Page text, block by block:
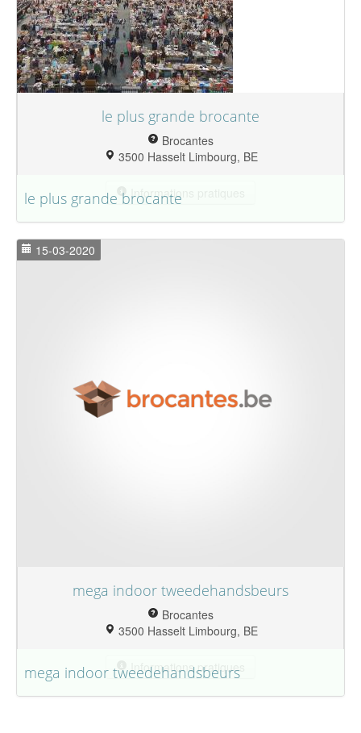
le plus grande brocante
le plus grande brocante
Brocantes
3500 Hasselt Limbourg, BE
Informations pratiques
15-03-2020
mega indoor tweedehandsbeurs
mega indoor tweedehandsbeurs
Brocantes
3500 Hasselt Limbourg, BE
Informations pratiques